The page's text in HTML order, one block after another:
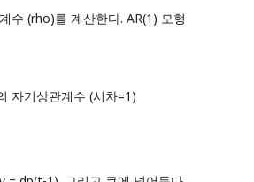
수 (rho)를 계산한다. AR(1) 모형
기상관계수 (시차=1)